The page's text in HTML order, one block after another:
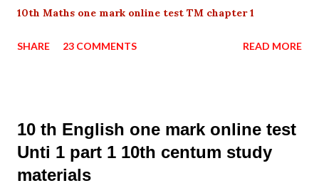
10th Maths one mark online test TM chapter 1
SHARE 23 COMMENTS READ MORE
10 th English one mark online test
Unti 1 part 1 10th centum study
materials